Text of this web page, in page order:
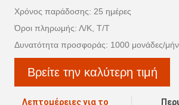
Χρόνος παράδοσης: 25 ημέρες
Όροι πληρωμής: Λ/Κ, Τ/Τ
Δυνατότητα προσφοράς: 1000 μονάδες/
Βρείτε την καλύτερη τιμή
Λεπτομέρειες για το